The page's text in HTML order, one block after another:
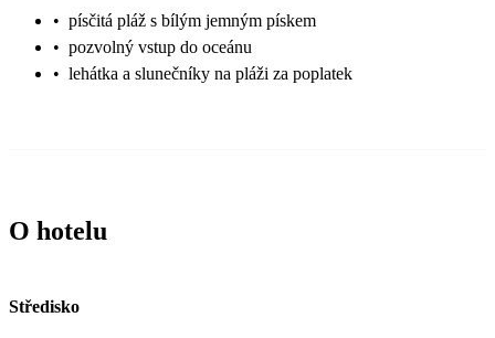
• písčitá pláž s bílým jemným pískem
• pozvolný vstup do oceánu
• lehátka a slunečníky na pláži za poplatek
O hotelu
Středisko